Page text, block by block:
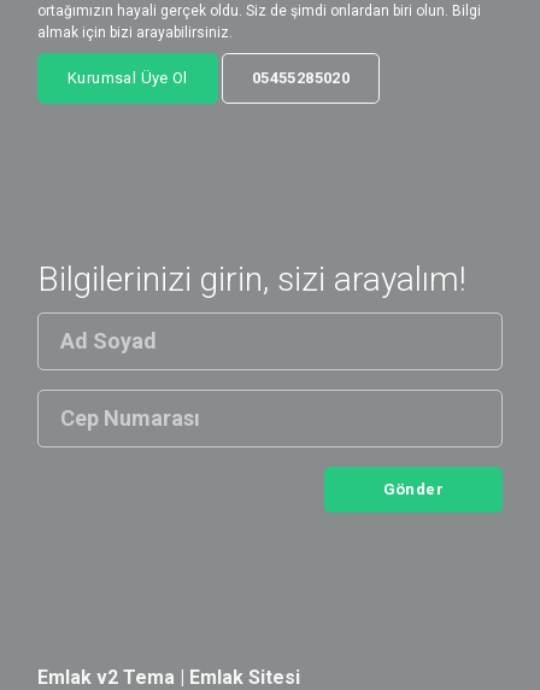
ortağımızın hayali gerçek oldu. Siz de şimdi onlardan biri olun. Bilgi
almak için bizi arayabilirsiniz.
Kurumsal Üye Ol 05455285020
Bilgilerinizi girin, sizi arayalım!
Gönder
Emlak v2 Tema | Emlak Sitesi